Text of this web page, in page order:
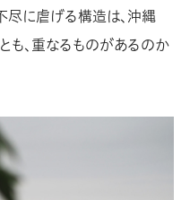
尽に虐げる構造は、沖縄
も、重なるものがあるのか